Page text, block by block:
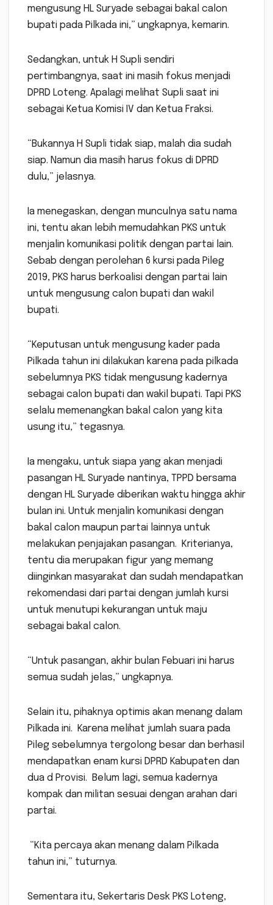
mengusung HL Suryade sebagai bakal calon
bupati pada Pilkada ini,” ungkapnya, kemarin.
Sedangkan, untuk H Supli sendiri
pertimbangnya, saat ini masih fokus menjadi
DPRD Loteng. Apalagi melihat Supli saat ini
sebagai Ketua Komisi IV dan Ketua Fraksi.
“Bukannya H Supli tidak siap, malah dia sudah
siap. Namun dia masih harus fokus di DPRD
dulu,” jelasnya.
Ia menegaskan, dengan munculnya satu nama
ini, tentu akan lebih memudahkan PKS untuk
menjalin komunikasi politik dengan partai lain.
Sebab dengan perolehan 6 kursi pada Pileg
2019, PKS harus berkoalisi dengan partai lain
untuk mengusung calon bupati dan wakil
bupati.
“Keputusan untuk mengusung kader pada
Pilkada tahun ini dilakukan karena pada pilkada
sebelumnya PKS tidak mengusung kadernya
sebagai calon bupati dan wakil bupati. Tapi PKS
selalu memenangkan bakal calon yang kita
usung itu,” tegasnya.
Ia mengaku, untuk siapa yang akan menjadi
pasangan HL Suryade nantinya, TPPD bersama
dengan HL Suryade diberikan waktu hingga akhir
bulan ini. Untuk menjalin komunikasi dengan
bakal calon maupun partai lainnya untuk
melakukan penjajakan pasangan. Kriterianya,
tentu dia merupakan figur yang memang
diinginkan masyarakat dan sudah mendapatkan
rekomendasi dari partai dengan jumlah kursi
untuk menutupi kekurangan untuk maju
sebagai bakal calon.
“Untuk pasangan, akhir bulan Febuari ini harus
semua sudah jelas,” ungkapnya.
Selain itu, pihaknya optimis akan menang dalam
Pilkada ini. Karena melihat jumlah suara pada
Pileg sebelumnya tergolong besar dan berhasil
mendapatkan enam kursi DPRD Kabupaten dan
dua d Provisi. Belum lagi, semua kadernya
kompak dan militan sesuai dengan arahan dari
partai.
“Kita percaya akan menang dalam Pilkada
tahun ini,” tuturnya.
Sementara itu, Sekertaris Desk PKS Loteng,